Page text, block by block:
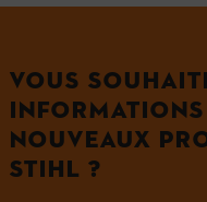
VOUS
NOUVEAUX
STIHL ?